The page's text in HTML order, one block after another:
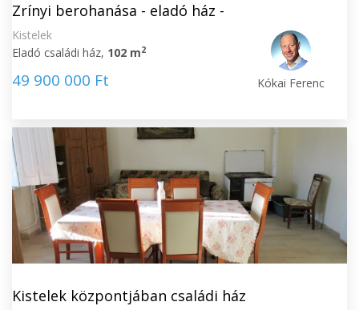
Zrínyi berohanása - eladó ház -
Kistelek
Eladó családi ház, 102 m2
49 900 000 Ft Kókai Ferenc
Kistelek központjában családi ház